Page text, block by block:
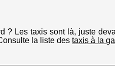
? Les taxis sont là, juste
la liste destaxis à la